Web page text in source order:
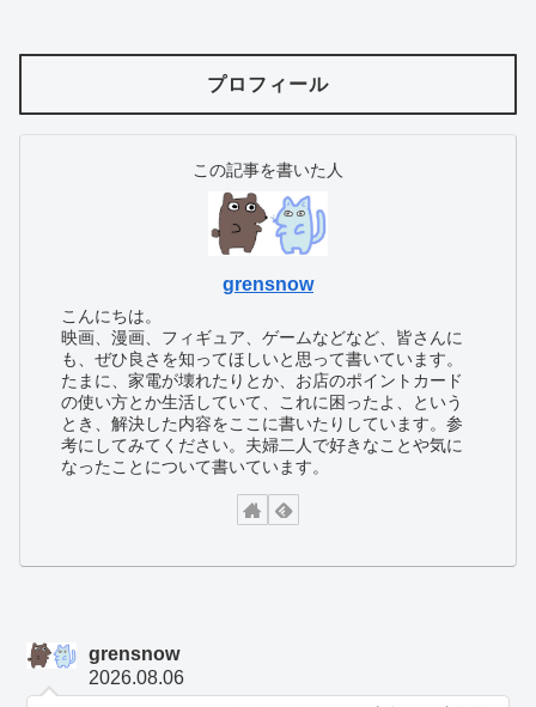
プロフィール
この記事を書いた人
grensnow
こんにちは。
映画、漫画、フィギュア、ゲームなどなど、皆さんに
も、ぜひ良さを知ってほしいと思って書いています。
たまに、家電が壊れたりとか、お店のポイントカード
の使い方とか生活していて、これに困ったよ、という
とき、解決した内容をここに書いたりしています。参
考にしてみてください。夫婦二人で好きなことや気に
なったことについて書いています。
grensnow
2026.08.06